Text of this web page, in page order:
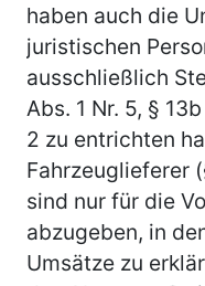
haben auch die
juristischen
ausschließlich
Abs. 1 Nr. 5, §
2 zu entrichten
Fahrzeuglieferer
sind nur für die
abzugeben, in
Umsätze zu